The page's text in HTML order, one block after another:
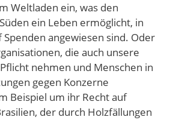
Weltladen ein, was den
ein Leben ermöglicht, in
angewiesen sind. Oder
die auch unsere
nehmen und Menschen in
gegen Konzerne
Beispiel um ihr Recht auf
der durch Holzfällungen